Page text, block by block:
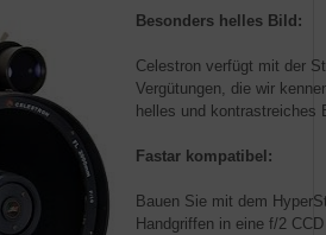
Besonders helles Bild:
Celestron verfügt mit der
Vergütungen, die wir
helles und kontrastreiches
Fastar kompatibel:
Bauen Sie mit dem
Handgriffen in eine f/2